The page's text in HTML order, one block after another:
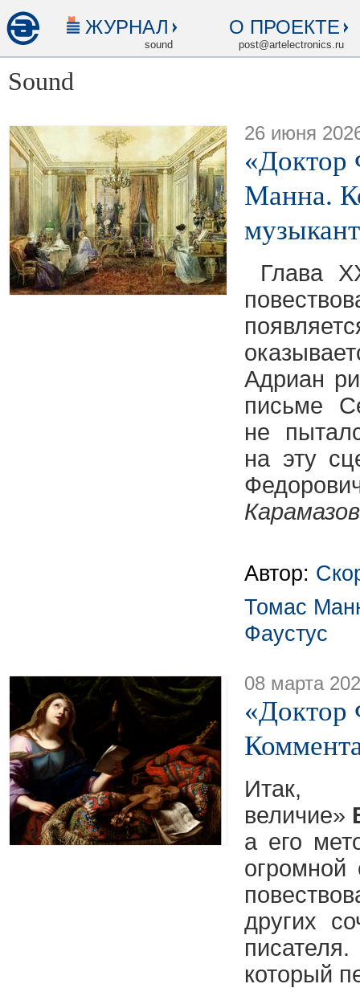
ЖУРНАЛ
sound
О ПРОЕКТЕ
post@artelectronics.ru
Sound
26 июня
«Доктор
Манна.
Глава
Адриан
письме
не
на эту
Автор:
Томас
Фаустус
08 марта
«Доктор
величие»
а его
огромной
других
который